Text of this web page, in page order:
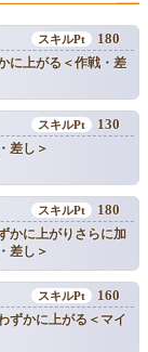
180
に上がる＜作戦・差
130
差し＞
180
かに上がりさらに加
差し＞
160
ずかに上がる＜マイ